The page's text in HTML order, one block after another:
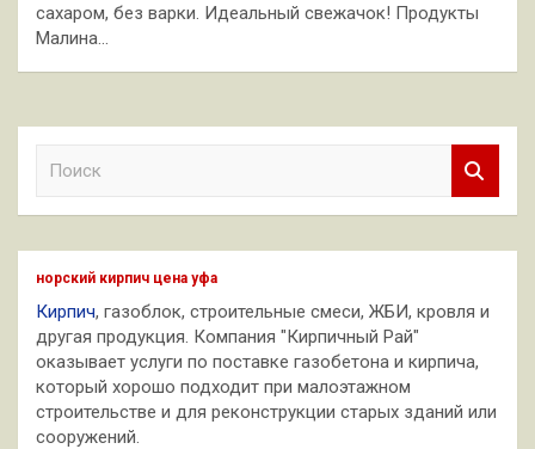
сахаром, без варки. Идеальный свежачок! Продукты
Малина…
к
норский кирпич цена уфа
Кирпич, газоблок, строительные смеси, ЖБИ, кровля и
другая продукция. Компания "Кирпичный Рай"
оказывает услуги по поставке газобетона и кирпича,
который хорошо подходит при малоэтажном
строительстве и для реконструкции старых зданий или
сооружений.